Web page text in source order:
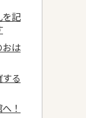
を記
は
る
！